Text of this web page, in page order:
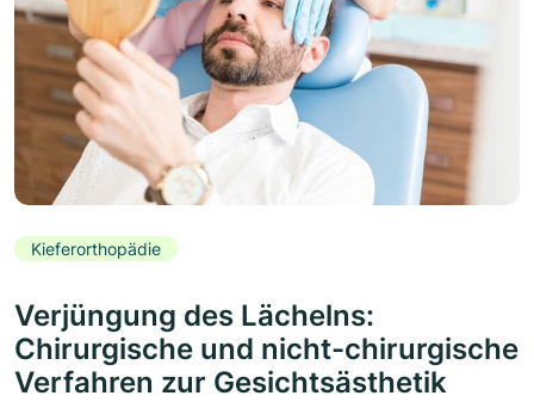
Kieferorthopädie
Verjüngung des Lächelns:
Chirurgische und nicht-chirurgische
Verfahren zur Gesichtsästhetik